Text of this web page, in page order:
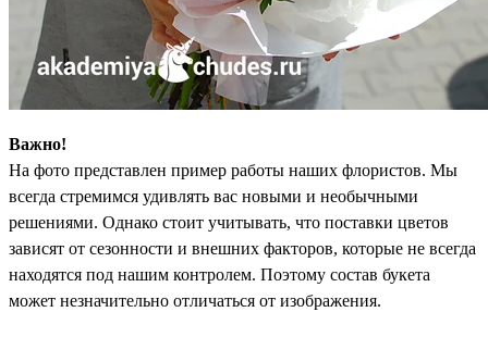
Важно!
На фото представлен пример работы наших флористов. Мы
всегда стремимся удивлять вас новыми и необычными
решениями. Однако стоит учитывать, что поставки цветов
зависят от сезонности и внешних факторов, которые не всегда
находятся под нашим контролем. Поэтому состав букета
может незначительно отличаться от изображения.